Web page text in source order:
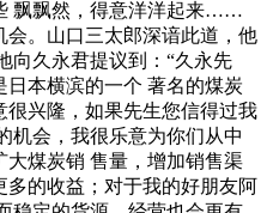
飘飘然，得意洋洋起来……
。山口三太郎深谙此道，他
向久永君提议到：“久永先
本横滨的一个 著名的煤炭
兴隆，如果先生您信得过我
机会，我很乐意为你们从中
煤炭销 售量，增加销售渠
的收益；对于我的好朋友阿